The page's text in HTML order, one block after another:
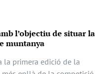
l’objectiu de situar la
muntanya
la primera edició de la